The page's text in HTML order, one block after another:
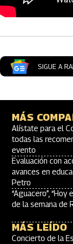
Artículos Player
SIGUE A
MÁS
Alístate para el
todas las
evento
Evaluación con
avances en
Petro
“Aguacero”,
de la semana de
MÁS LEÍDO
Concierto de la